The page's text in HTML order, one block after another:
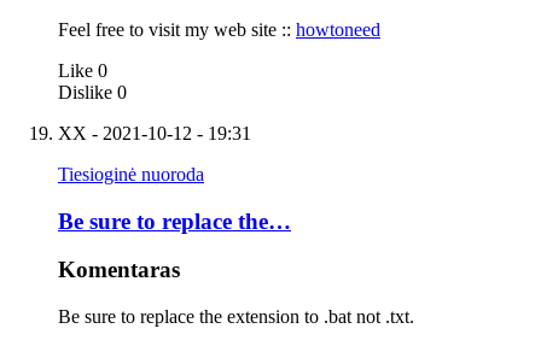
Feel free to visit my web site :: howtoneed
Like 0
Dislike 0
XX - 2021-10-12 - 19:31
Tiesioginė nuoroda
Be sure to replace the…
Komentaras
Be sure to replace the extension to .bat not .txt.